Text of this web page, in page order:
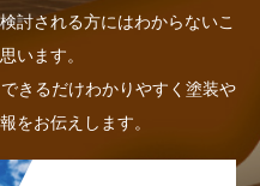
討される方にはわからないこ
います。
きるだけわかりやすく塗装や
をお伝えします。